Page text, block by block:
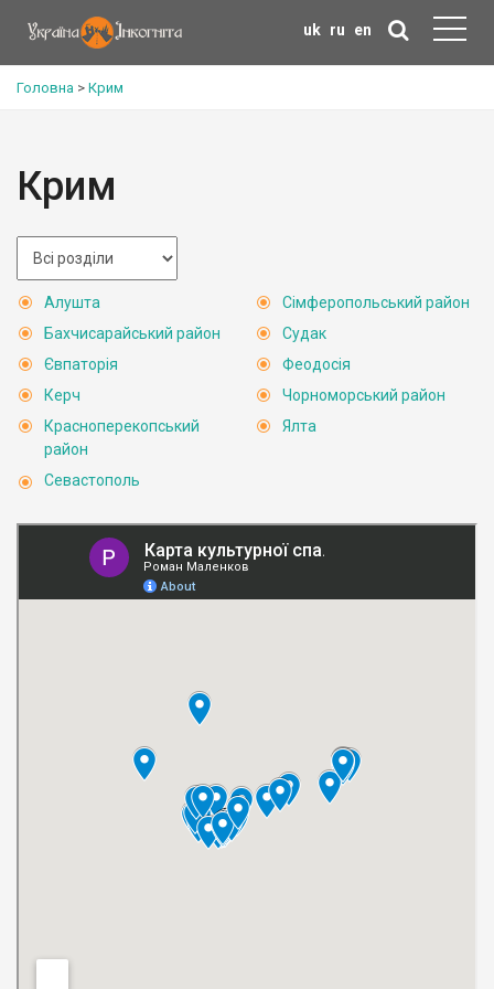
uk ru en
Головна > Крим
Крим
Алушта
Бахчисарайський район
Євпаторія
Керч
Красноперекопський
район
Севастополь
Сімферопольський район
Судак
Феодосія
Чорноморський район
Ялта